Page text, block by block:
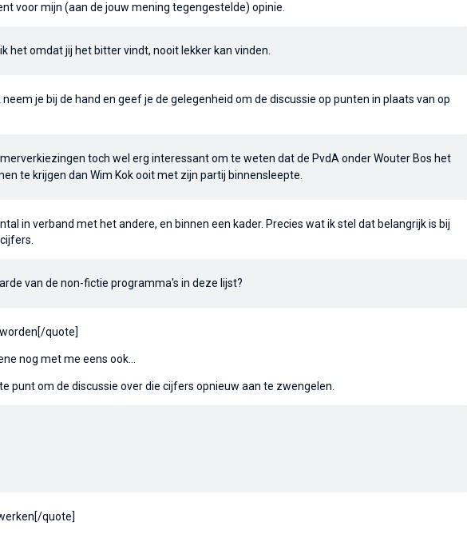
voor mijn (aan de jouw mening tegengestelde) opinie.
het omdat jij het bitter vindt, nooit lekker kan vinden.
neem je bij de hand en geef je de gelegenheid om de discussie op punten in plaats van op
toch wel erg interessant om te weten dat de PvdA onder Wouter Bos het
te krijgen dan Wim Kok ooit met zijn partij binnensleepte.
in verband met het andere, en binnen een kader. Precies wat ik stel dat belangrijk is bij
van de non-fictie programma's in deze lijst?
quote]
nog met me eens ook...
punt om de discussie over die cijfers opnieuw aan te zwengelen.
quote]